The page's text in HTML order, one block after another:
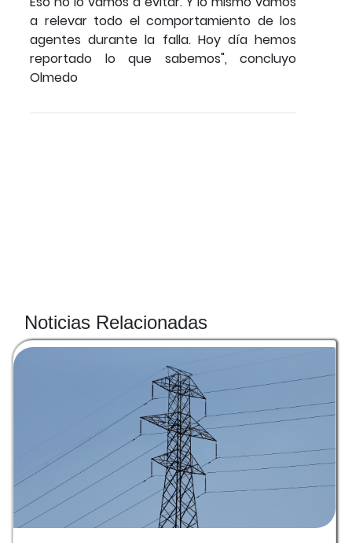
a relevar todo el comportamiento de los
agentes durante la falla. Hoy día hemos
reportado lo que sabemos", concluyo
Olmedo
Noticias Relacionadas